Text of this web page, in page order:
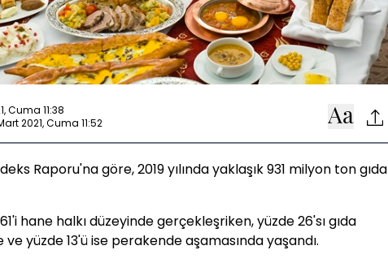
Cuma 11:38
2021, Cuma 11:52
Raporu'na göre, 2019 yılında yaklaşık 931 milyon ton gıda
hane halkı düzeyinde gerçekleşriken, yüzde 26'sı gıda
yüzde 13'ü ise perakende aşamasında yaşandı.